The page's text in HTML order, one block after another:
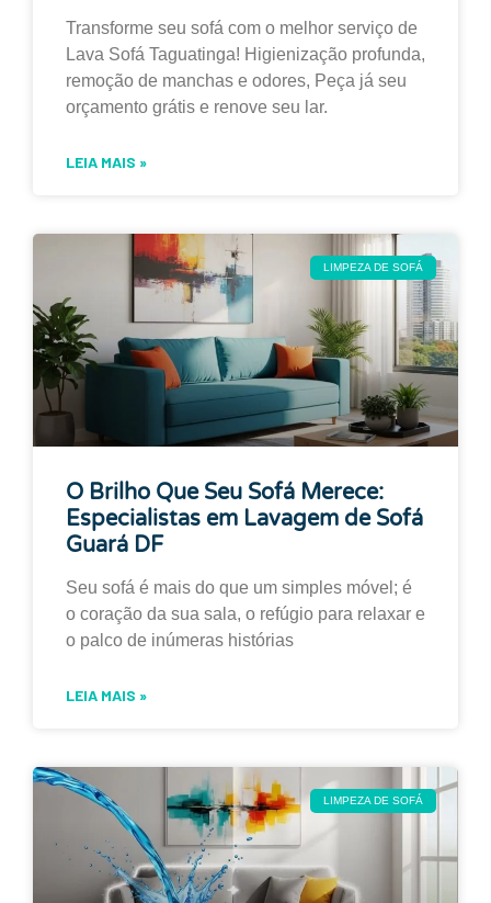
Transforme seu sofá com o melhor serviço de
Lava Sofá Taguatinga! Higienização profunda,
remoção de manchas e odores, Peça já seu
orçamento grátis e renove seu lar.
LEIA MAIS »
LIMPEZA DE SOFÁ
O Brilho Que Seu Sofá Merece:
Especialistas em Lavagem de Sofá
Guará DF
Seu sofá é mais do que um simples móvel; é
o coração da sua sala, o refúgio para relaxar e
o palco de inúmeras histórias
LEIA MAIS »
LIMPEZA DE SOFÁ